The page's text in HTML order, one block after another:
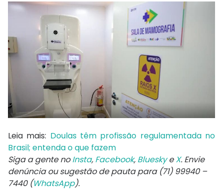
Leia mais: Doulas têm profissão regulamentada no
Brasil; entenda o que fazem
Siga a gente noInsta, Facebook, BlueskyeX. Envie
denúncia ou sugestão de pauta para (71) 99940 –
7440 (WhatsApp).